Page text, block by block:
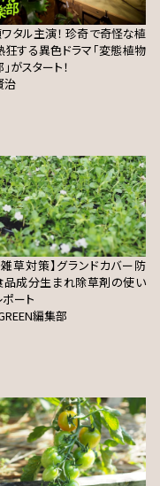
タル主演！ 珍奇で奇怪な植
する異色ドラマ「変態植物
がスタート！
治
雑草対策】グランドカバー防
品成分生まれ除草剤の使い
ート
編集部